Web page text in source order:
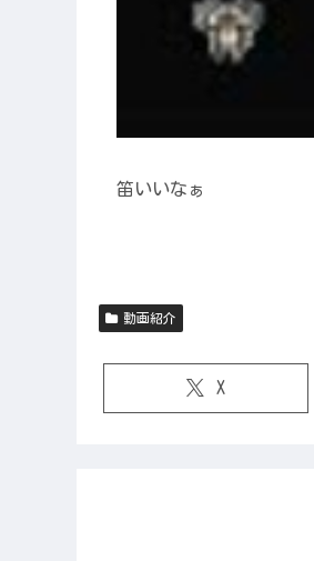
笛いいなぁ
動画紹介
X